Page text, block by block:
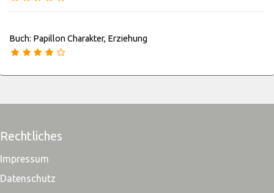
Buch: Papillon Charakter, Erziehung
Rechtliches
Impressum
Datenschutz